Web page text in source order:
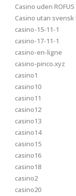
Casino uden ROFUS
Casino utan svensk
casino-15-11-1
casino-17-11-1
casino-en-ligne
casino-pinco.xyz
casino1
casino10
casino11
casino12
casino13
casino14
casino15
casino16
casino18
casino2
casino20